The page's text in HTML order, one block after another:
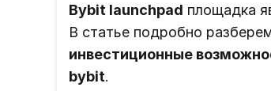
Bybit launchpad площадка
В статье подробно
инвестиционные
bybit.